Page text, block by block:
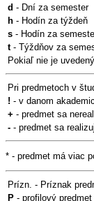
d - Dní za semester
h - Hodín za týždeň
s - Hodín za
t- Týždňov za
Pokiaľ nie je
Pri predmetoch v
! - v danom
+ - predmet sa
- - predmet sa
* - predmet má viac
Prízn. - Príznak
P - profilový